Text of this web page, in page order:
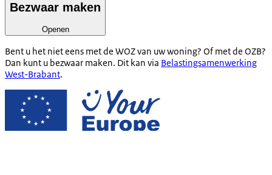
Bezwaar maken
Openen
Bent u het niet eens met de WOZ van uw woning? Of met de OZB?
Dan kunt u bezwaar maken. Dit kan via Belastingsamenwerking
West-Brabant.